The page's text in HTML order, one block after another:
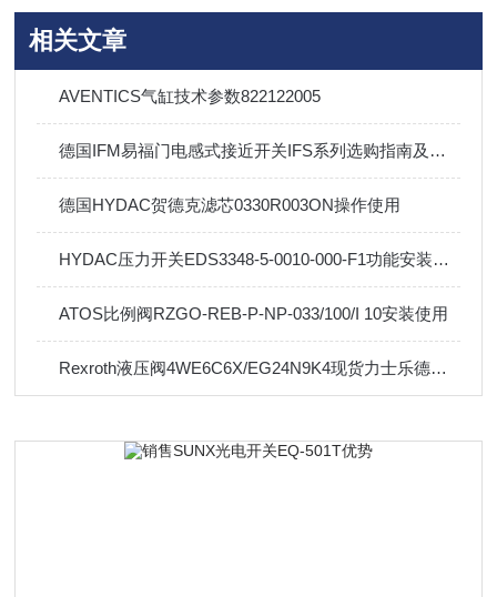
相关文章
AVENTICS气缸技术参数822122005
德国IFM易福门电感式接近开关IFS系列选购指南及参数
德国HYDAC贺德克滤芯0330R003ON操作使用
HYDAC压力开关EDS3348-5-0010-000-F1功能安装方式
ATOS比例阀RZGO-REB-P-NP-033/100/I 10安装使用
Rexroth液压阀4WE6C6X/EG24N9K4现货力士乐德国进口